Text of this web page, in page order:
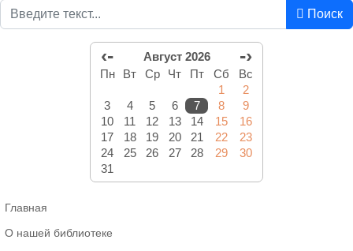
Поиск
‹- Август 2026 -›
Пн Вт Ср Чт Пт Сб
Вс
1
2
3
4 5 6 7 8
9
10
11 12 13 14 15
16
17
18 19 20 21 22
23
24
25 26 27 28 29
30
31
Главная
О нашей библиотеке